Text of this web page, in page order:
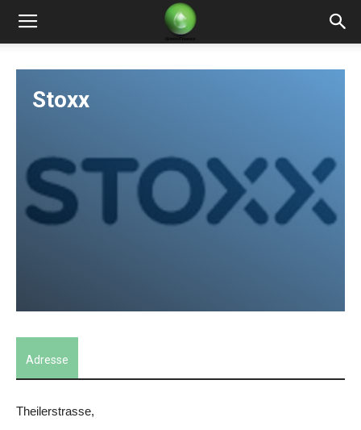
Green
FinanceStoxx
MORE
Adresse
Theilerstrasse,